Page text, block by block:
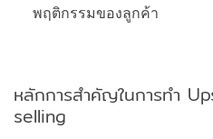
พฤติกรรมของลูกค้า
หลักการสำคัญในการทำ
selling